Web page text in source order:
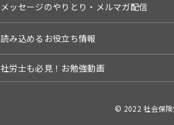
メッセージのやりとり・メルマガ配信
読み込めるお役立ち情報
社労士も必見！お勉強動画
© 2022 社会保